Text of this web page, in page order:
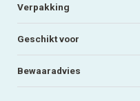
Verpakking
Geschikt voor
Bewaaradvies